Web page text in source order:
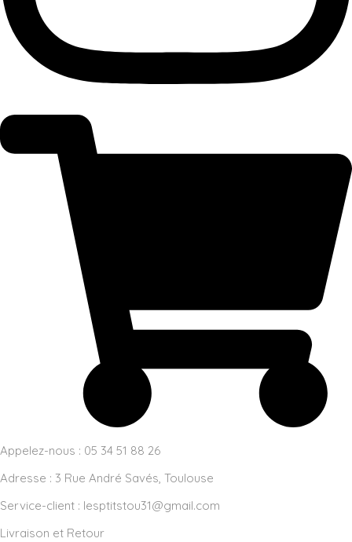
Appelez-nous : 05 34 51 88 26
Adresse : 3 Rue André Savés, Toulouse
Service-client : lesptitstou31@gmail.com
Livraison et Retour